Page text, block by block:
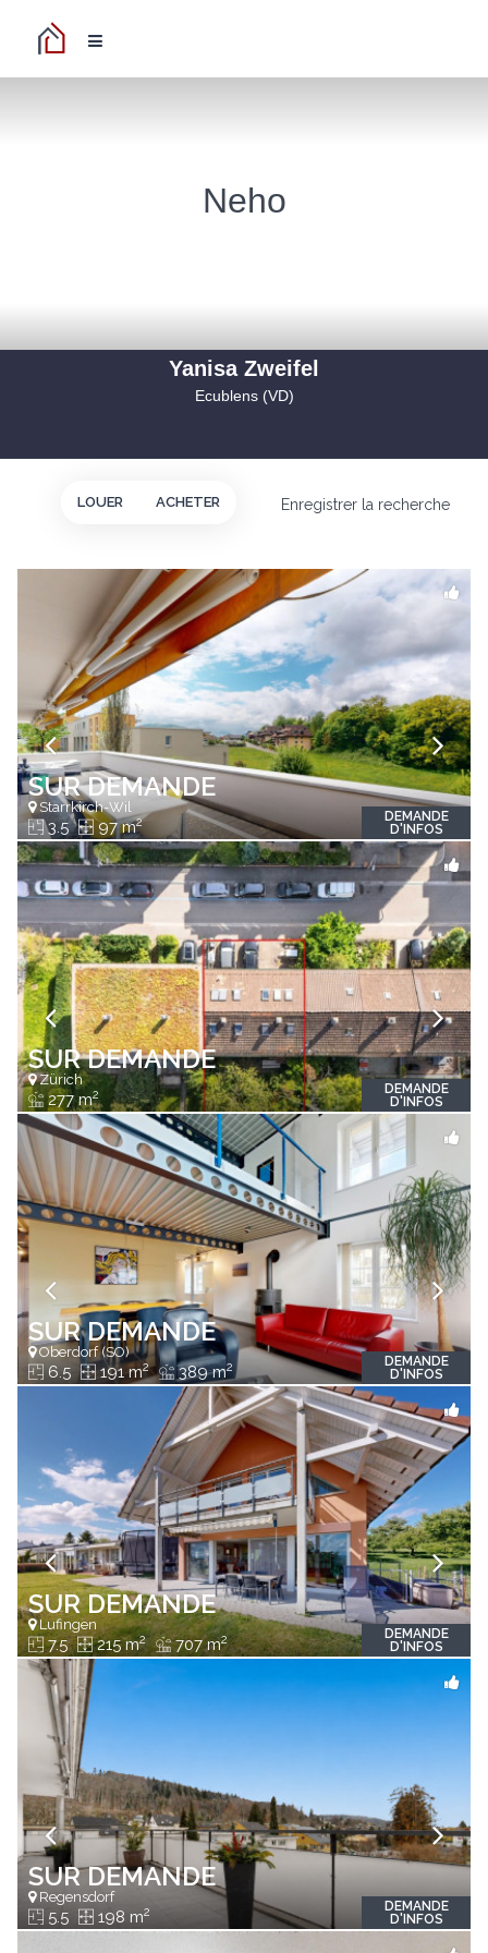
Neho
Yanisa Zweifel
Ecublens (VD)
Enregistrer la recherche
LOUER ACHETER
SUR DEMANDE
Starrkirch-Wil
3.5 97 m2
DEMANDE
D'INFOS
SUR DEMANDE
Zürich
277 m2
DEMANDE
D'INFOS
SUR DEMANDE
Oberdorf (SO)
6.5 191 m2 389 m2
DEMANDE
D'INFOS
SUR DEMANDE
Lufingen
7.5 215 m2 707 m2
DEMANDE
D'INFOS
SUR DEMANDE
Regensdorf
5.5 198 m2
DEMANDE
D'INFOS